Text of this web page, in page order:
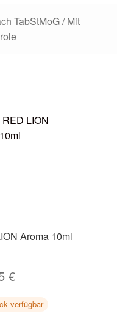
TabStMoG / Mit
Aroma 10ml
€
verfügbar